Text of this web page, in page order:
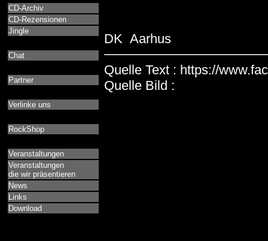
CD-Archiv
CD-Rezensionen
Jingle
Chat
Partner
Verlinke uns
RockShop
Veranstaltungen
Veranstaltungen
die wir präsentieren
News
Links
Download
DK Aarhus
Quelle Text : https://
Quelle Bild :